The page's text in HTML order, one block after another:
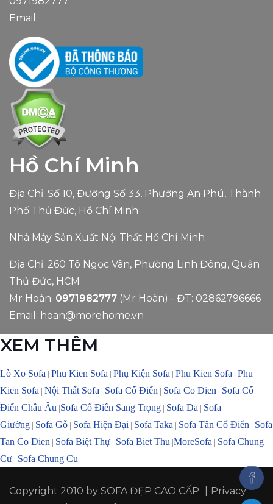
Email:
Hồ Chí Minh
Địa Chỉ: Số 10, Đường Số 33, Phường An Phú, Thành
Phố Thủ Đức, Hồ Chí Minh
Nhà Máy Sản Xuất Nội Thất Hồ Chí Minh
Địa Chỉ: 260 Tô Ngọc Vân, Phường Linh Đông, Quận
Thủ Đức, HCM
Mr Hoàn: 0971982777 (Mr Hoàn) - ĐT: 02862796666
Email: hoan@morehome.vn
XEM THÊM
Lò Xo Sofa | Phu Kien Sofa | Phụ Kiện Sofa | Phu Kien Sofa | Phu
Kien Sofa | Nội Thất Sofa | Sofa Cổ Điển | Sofa Co Dien | Sofa Cổ
Điển Châu Âu |Sofa Cổ Điển Sang Trọng | Sofa Da | Sofa
Giường | Sofa Gỗ | Sofa Hiện Đại | Sofa Taka | Sofa Tân Cổ Điển | Sofa
Tan Co Dien | Sofa Biệt Thự | Sofa Biet Thu |MoreSofa | Sofa Chung
Cư | Sofa Chung Cu
Copyright 2010 by SOFA ĐẸP CAO CẤP
Privacy